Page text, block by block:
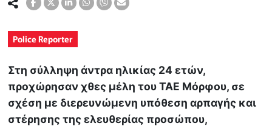
Police Reporter
Στη σύλληψη άντρα ηλικίας 24 ετών,
προχώρησαν χθες μέλη του ΤΑΕ Μόρφου, σε
σχέση με διερευνώμενη υπόθεση αρπαγής και
στέρησης της ελευθερίας προσώπου,